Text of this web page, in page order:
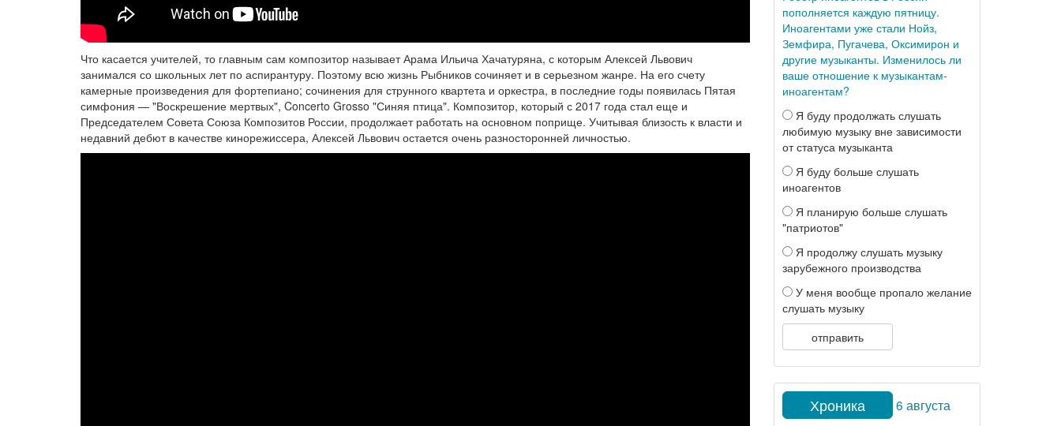
Что касается учителей, то главным сам композитор называет Арама Ильича Хачатуряна, с которым Алексей Львович
занимался со школьных лет по аспирантуру. Поэтому всю жизнь Рыбников сочиняет и в серьезном жанре. На его счету
камерные произведения для фортепиано; сочинения для струнного квартета и оркестра, в последние годы появилась Пятая
симфония — "Воскрешение мертвых", Concerto Grosso "Синяя птица". Композитор, который с 2017 года стал еще и
Председателем Совета Союза Композитов России, продолжает работать на основном поприще. Учитывая близость к власти и
недавний дебют в качестве кинорежиссера, Алексей Львович остается очень разносторонней личностью.
пополняется каждую пятницу.
Иноагентами уже стали Нойз,
Земфира, Пугачева, Оксимирон и
другие музыканты. Изменилось ли
ваше отношение к музыкантам-
иноагентам?
Я буду продолжать слушать
любимую музыку вне зависимости
от статуса музыканта
Я буду больше слушать
иноагентов
Я планирую больше слушать
"патриотов"
Я продолжу слушать музыку
зарубежного производства
У меня вообще пропало желание
слушать музыку
отправить
Хроника 6 августа